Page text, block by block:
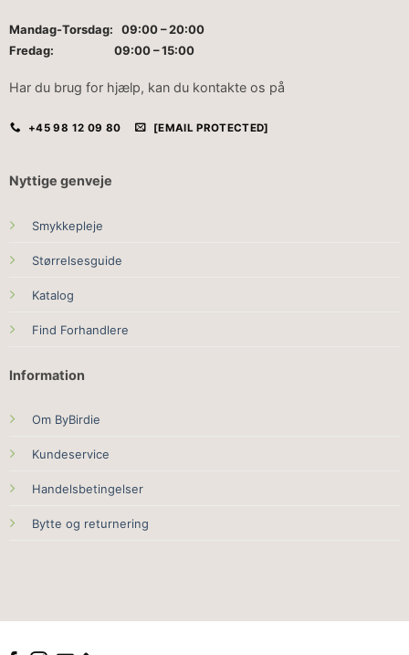
Mandag-Torsdag: 09:00 – 20:00
Fredag: 09:00 – 15:00
Har du brug for hjælp, kan du kontakte os på
+45 98 12 09 80 [EMAIL PROTECTED]
Nyttige genveje
Smykkepleje
Størrelsesguide
Katalog
Find Forhandlere
Information
Om ByBirdie
Kundeservice
Handelsbetingelser
Bytte og returnering